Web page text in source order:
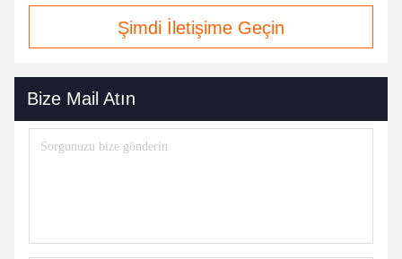
Şimdi İletişime Geçin
Bize Mail Atın